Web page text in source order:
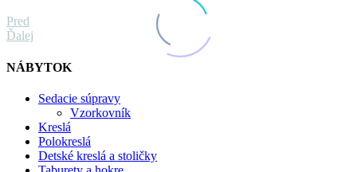
Pred
Ďalej
NÁBYTOK
Sedacie súpravy
Vzorkovník
Kreslá
Polokreslá
Detské kreslá a stoličky